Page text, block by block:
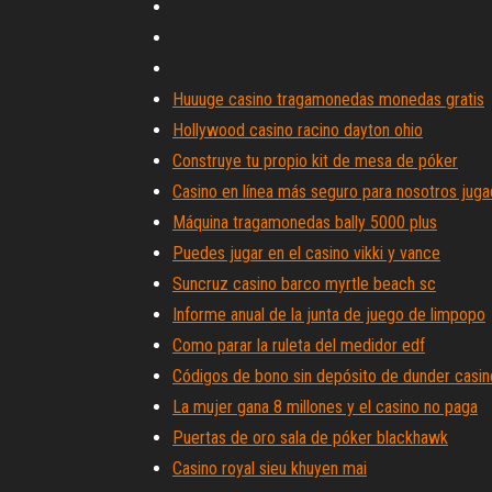
Huuuge casino tragamonedas monedas gratis
Hollywood casino racino dayton ohio
Construye tu propio kit de mesa de póker
Casino en línea más seguro para nosotros
Máquina tragamonedas bally 5000 plus
Puedes jugar en el casino vikki y vance
Suncruz casino barco myrtle beach sc
Informe anual de la junta de juego de limpopo
Como parar la ruleta del medidor edf
Códigos de bono sin depósito de dunder
La mujer gana 8 millones y el casino no paga
Puertas de oro sala de póker blackhawk
Casino royal sieu khuyen mai